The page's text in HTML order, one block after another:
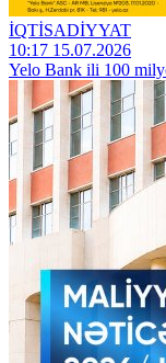
İQTİSADİYYAT
10:17 15.07.2026
Yelo Bank ili 100